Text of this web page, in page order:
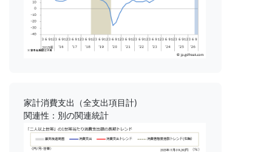
家計消費支出（全支出項目計)
関連性：別の関連統計